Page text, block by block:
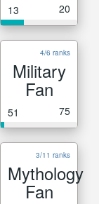
13 20
4/6 ranks
Military
Fan
51 75
3/11 ranks
Mythology
Fan